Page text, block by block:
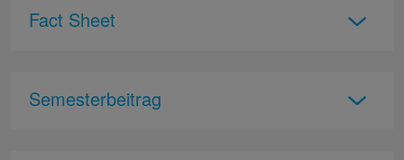
Fact Sheet
Semesterbeitrag